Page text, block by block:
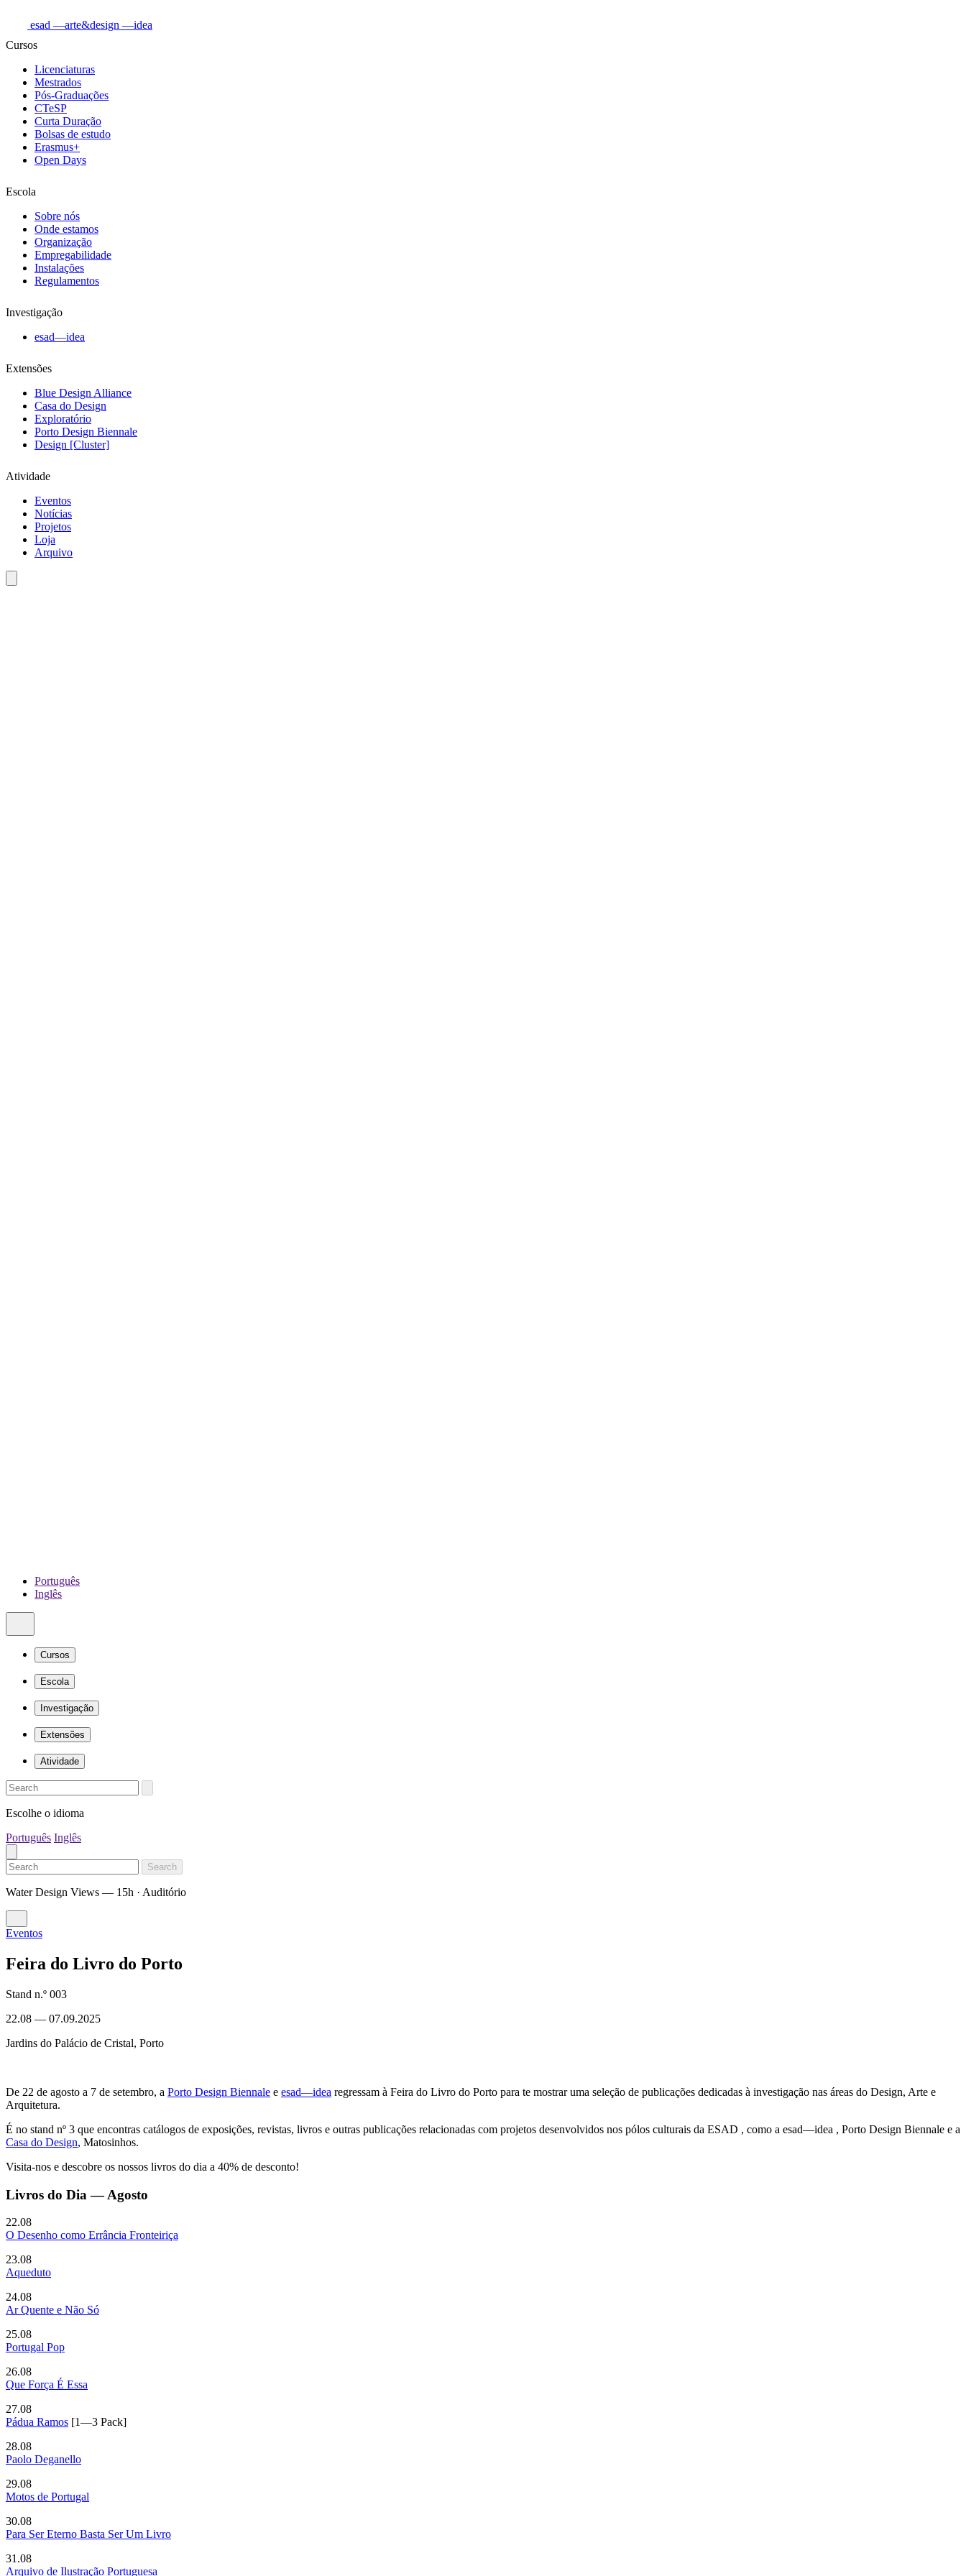
esad —arte&design —idea
Cursos
Licenciaturas
Mestrados
Pós-Graduações
CTeSP
Curta Duração
Bolsas de estudo
Erasmus+
Open Days
Escola
Sobre nós
Onde estamos
Organização
Empregabilidade
Instalações
Regulamentos
Investigação
esad—idea
Extensões
Blue Design Alliance
Casa do Design
Exploratório
Porto Design Biennale
Design [Cluster]
Atividade
Eventos
Notícias
Projetos
Loja
Arquivo
Português
Inglês
Cursos
Escola
Investigação
Extensões
Atividade
Escolhe o idioma
Português Inglês
Search
Water Design Views — 15h · Auditório
Eventos
Feira do Livro do Porto
Stand n.º 003
22.08 — 07.09.2025
Jardins do Palácio de Cristal, Porto
De 22 de agosto a 7 de setembro, a Porto Design Biennale e esad—idea regressam à Feira do Livro do Porto para te mostrar uma seleção de publicações dedicadas à investigação nas áreas do Design, Arte e
Arquitetura.
É no stand nº 3 que encontras catálogos de exposições, revistas, livros e outras publicações relacionadas com projetos desenvolvidos nos pólos culturais da ESAD , como a esad—idea , Porto Design Biennale e a
Casa do Design, Matosinhos.
Visita-nos e descobre os nossos livros do dia a 40% de desconto!
Livros do Dia — Agosto
22.08
O Desenho como Errância Fronteiriça
23.08
Aqueduto
24.08
Ar Quente e Não Só
25.08
Portugal Pop
26.08
Que Força É Essa
27.08
Pádua Ramos [1—3 Pack]
28.08
Paolo Deganello
29.08
Motos de Portugal
30.08
Para Ser Eterno Basta Ser Um Livro
31.08
Arquivo de Ilustração Portuguesa